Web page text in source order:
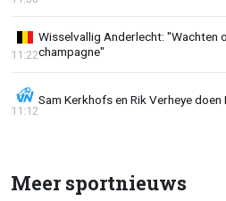
Wisselvallig Anderlecht: "Wachten
champagne"
11:22
Sam Kerkhofs en Rik Verheye
11:12
Meer sportnieuws